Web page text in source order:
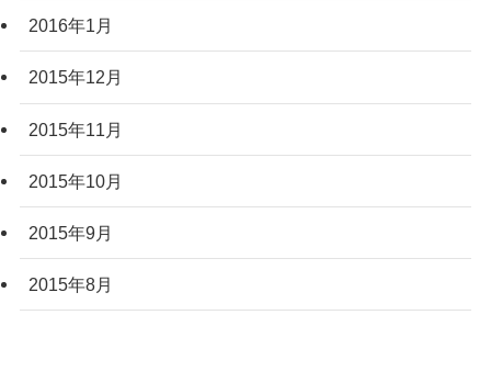
2016年1月
2015年12月
2015年11月
2015年10月
2015年9月
2015年8月